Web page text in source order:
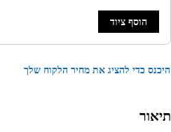
הוסף ציוד
כדי להציג את מחיר הלקוח שלך